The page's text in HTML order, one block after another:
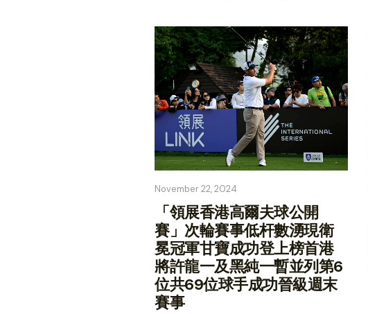
November 22, 2024
「領展香港高爾夫球公開
賽」次輪賽事低杆數湧現衛
冕冠軍甘寶成功登上榜首港
將許龍一及黑純一暫並列第6
位共69位球手成功晉級週末
賽事